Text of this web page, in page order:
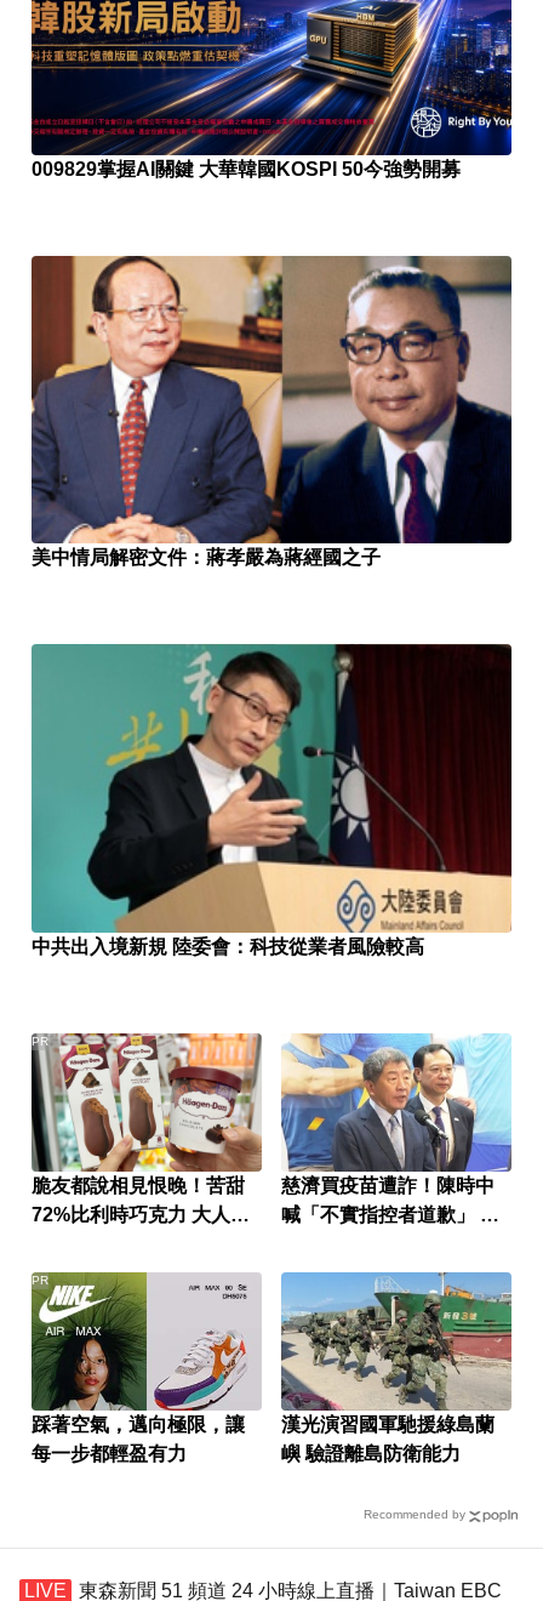
009829掌握AI關鍵 大華韓國KOSPI 50今強勢開募
美中情局解密文件：蔣孝嚴為蔣經國之子
中共出入境新規 陸委會：科技從業者風險較高
脆友都說相見恨晚！苦甜
72%比利時巧克力 大人味
PR
慈濟買疫苗遭詐！陳時中
喊「不實指控者道歉」 蔣
踩著空氣，邁向極限，讓
每一步都輕盈有力
PR
漢光演習國軍馳援綠島蘭
嶼 驗證離島防衛能力
Recommended by
東森新聞 51 頻道 24 小時線上直播｜Taiwan EBC